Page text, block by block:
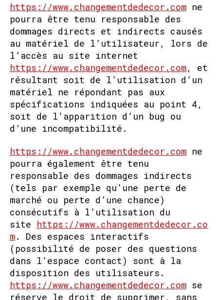
https://www.changementdedecor.com ne
pourra être tenu responsable des
dommages directs et indirects causés
au matériel de l’utilisateur, lors de
l’accès au site internet
https://www.changementdedecor.com, et
résultant soit de l’utilisation d’un
matériel ne répondant pas aux
spécifications indiquées au point 4,
soit de l’apparition d’un bug ou
d’une incompatibilité.
https://www.changementdedecor.com ne
pourra également être tenu
responsable des dommages indirects
(tels par exemple qu’une perte de
marché ou perte d’une chance)
consécutifs à l’utilisation du
site https://www.changementdedecor.co
m. Des espaces interactifs
(possibilité de poser des questions
dans l’espace contact) sont à la
disposition des utilisateurs.
https://www.changementdedecor.com se
réserve le droit de supprimer, sans